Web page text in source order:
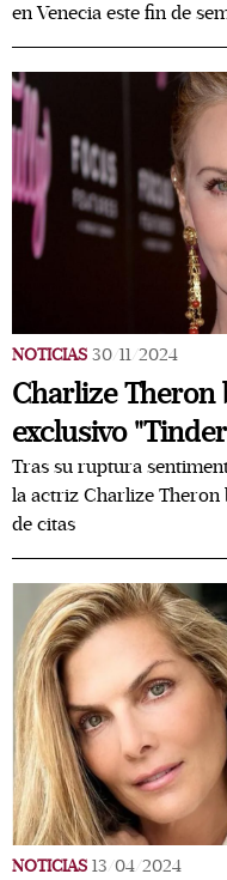
en Venecia este fin de
NOTICIAS 30/11/2024
Charlize Theron
exclusivo
Tras su ruptura
la actriz Charlize Theron
de citas
NOTICIAS 13/04/2024